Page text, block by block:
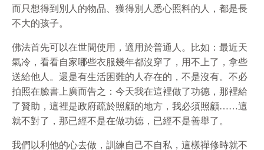
而只想得到別人的物品、獲得別人悉心照料的人，都是長
不大的孩子。
佛法首先可以在世間使用，適用於普通人。比如：最近天
氣冷，看看自家哪些衣服幾年都沒穿了，用不上了，拿些
送給他人。還是有生活困難的人存在的，不是沒有。不必
拍照在臉書上廣而告之：今天我在這裡做了功德，那裡給
了贊助，這裡是政府疏於照顧的地方，我必須照顧……這
就不對了，那已經不是在做功德，已經不是善舉了。
我們以利他的心去做，訓練自己不自私，這樣禪修時就不